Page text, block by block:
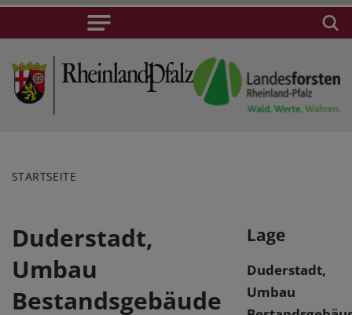
STARTSEITE
Duderstadt,
Umbau
Bestandsgebäude
Lage
Duderstadt,
Umbau